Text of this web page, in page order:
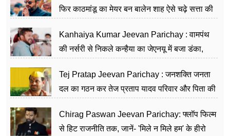
फिर काठमांडू का मेयर बन बालेन शाह ऐसे चढ़े सत्ता की
Kanhaiya Kumar Jeevan Parichay : वामपंथ
की नर्सरी से निकले कन्हैया का जेएनयू में बजा डंका,
Tej Pratap Jeevan Parichay : जनशक्ति जनता
दल का गठन कर तेज प्रताप यादव परिवार और पिता की
Chirag Paswan Jeevan Parichay: फ्लॉप फिल्म
से हिट राजनीति तक, जानें- 'मिले न मिले हम' के हीरो